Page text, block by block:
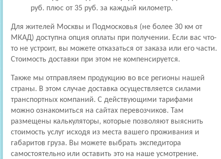
руб. плюс от 35 руб. за каждый километр.
Для жителей Москвы и Подмосковья (не более 30 км от
МКАД) доступна опция оплаты при получении. Если вас что-
то не устроит, вы можете отказаться от заказа или его части.
Стоимость доставки при этом не компенсируется.
Также мы отправляем продукцию во все регионы нашей
страны. В этом случае доставка осуществляется силами
транспортных компаний. С действующими тарифами
можно ознакомиться на сайтах перевозчиков. Там
размещены калькуляторы, которые позволяют выяснить
стоимость услуг исходя из места вашего проживания и
габаритов груза. Вы можете выбрать экспедитора
самостоятельно или оставить это на наше усмотрение.